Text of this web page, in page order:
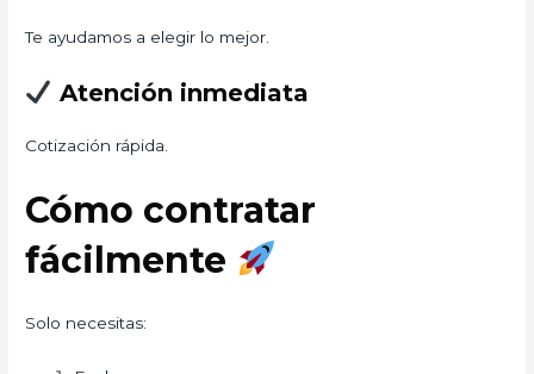
Te ayudamos a elegir lo mejor.
Atención inmediata
Cotización rápida.
Cómo contratar
fácilmente
Solo necesitas: